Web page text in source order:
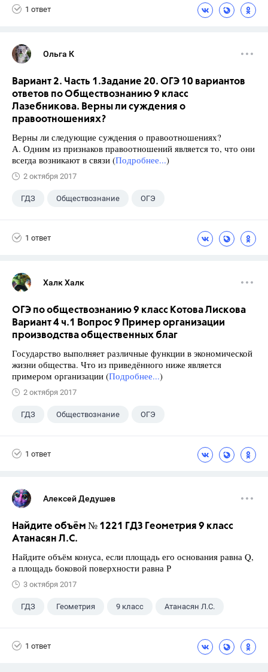
1 ответ
Ольга К
Вариант 2. Часть 1.Задание 20. ОГЭ 10 вариантов
ответов по Обществознанию 9 класс
Лазебникова. Верны ли суждения о
правоотношениях?
Верны ли следующие суждения о правоотношениях?
А. Одним из признаков правоотношений является то, что они
всегда возникают в связи (Подробнее...)
2 октября 2017
ГДЗ Обществознание ОГЭ
1 ответ
Халк Халк
ОГЭ по обществознанию 9 класс Котова Лискова
Вариант 4 ч.1 Вопрос 9 Пример организации
производства общественных благ
Государство выполняет различные функции в экономической
жизни общества. Что из приведённого ниже является
примером организации (Подробнее...)
2 октября 2017
ГДЗ Обществознание ОГЭ
1 ответ
Алексей Дедушев
Найдите объём № 1221 ГДЗ Геометрия 9 класс
Атанасян Л.С.
Найдите объём конуса, если площадь его основания равна Q,
а площадь боковой поверхности равна Р
3 октября 2017
ГДЗ Геометрия 9 класс Атанасян Л.С.
1 ответ